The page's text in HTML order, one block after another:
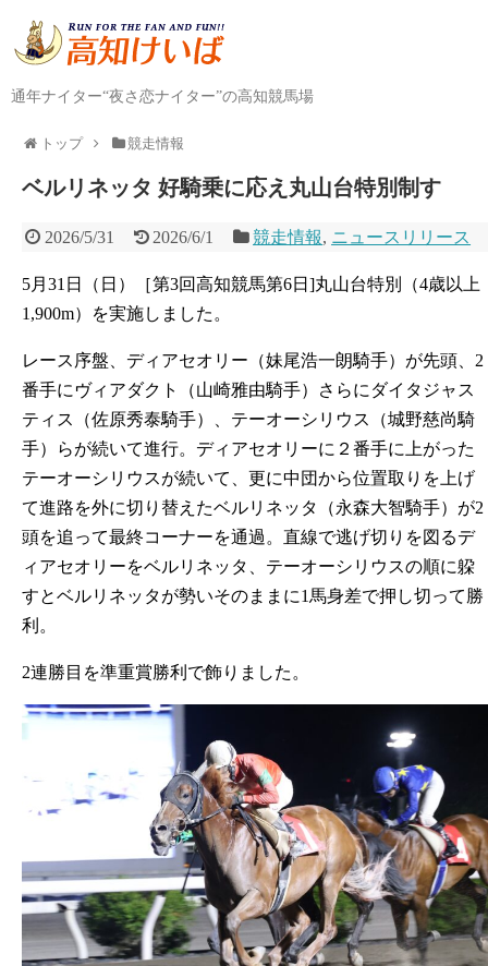
通年ナイター“夜さ恋ナイター”の高知競馬場
トップ 競走情報
ベルリネッタ 好騎乗に応え丸山台特別制す
2026/5/31 2026/6/1 競走情報, ニュースリリース
5月31日（日）［第3回高知競馬第6日]丸山台特別（4歳以上
1,900m）を実施しました。
レース序盤、ディアセオリー（妹尾浩一朗騎手）が先頭、2
番手にヴィアダクト（山崎雅由騎手）さらにダイタジャス
ティス（佐原秀泰騎手）、テーオーシリウス（城野慈尚騎
手）らが続いて進行。ディアセオリーに２番手に上がった
テーオーシリウスが続いて、更に中団から位置取りを上げ
て進路を外に切り替えたベルリネッタ（永森大智騎手）が2
頭を追って最終コーナーを通過。直線で逃げ切りを図るデ
ィアセオリーをベルリネッタ、テーオーシリウスの順に躱
すとベルリネッタが勢いそのままに1馬身差で押し切って勝
利。
2連勝目を準重賞勝利で飾りました。